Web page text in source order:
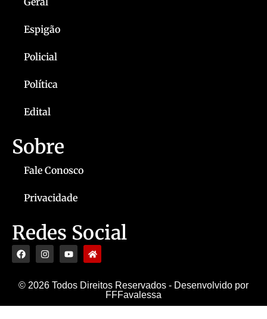
Espigão
Policial
Política
Edital
Sobre
Fale Conosco
Privacidade
Redes Social
© 2026 Todos Direitos Reservados - Desenvolvido por
FFFavalessa